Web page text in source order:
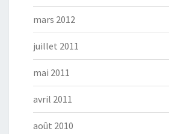
mars 2012
juillet 2011
mai 2011
avril 2011
août 2010